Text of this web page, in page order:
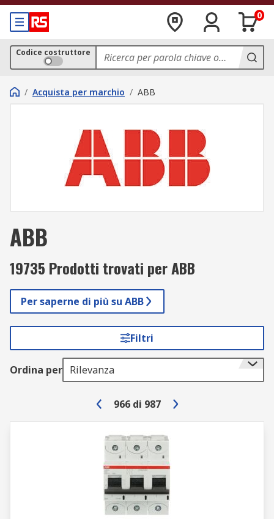
0
Codice costruttore
/ Acquista per marchio / ABB
ABB
19735 Prodotti trovati per ABB
Per saperne di più su ABB
Filtri
Ordina per Rilevanza
966 di 987